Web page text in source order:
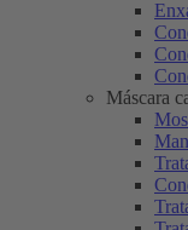
Máscara